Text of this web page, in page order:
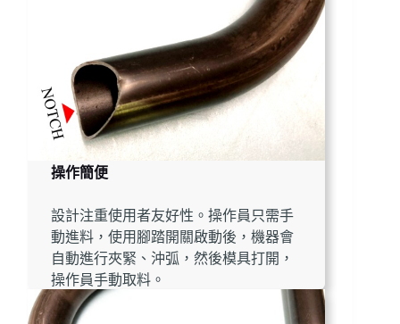
操作簡便
設計注重使用者友好性。操作員只需手
動進料，使用腳踏開關啟動後，機器會
自動進行夾緊、沖弧，然後模具打開，
操作員手動取料。